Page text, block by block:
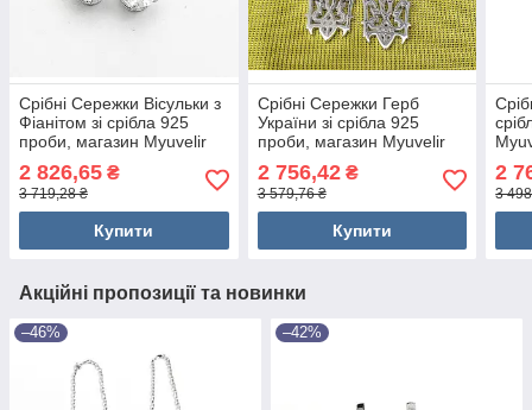
Срібні Сережки Вісульки з
Фіанітом зі срібла 925
проби, магазин Myuvelir
2 826,65 ₴
3 719,28 ₴
Купити
Срібні Сережки Герб
України зі срібла 925
проби, магазин Myuvelir
2 756,42₴
3 579,76 ₴
Купити
2
3
Акційні пропозиції та новинки
–46% –42%